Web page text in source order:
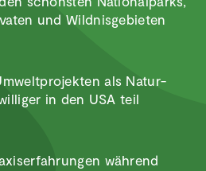
und Wildnis­ge­bieten
als Natur­
in den USA teil
während